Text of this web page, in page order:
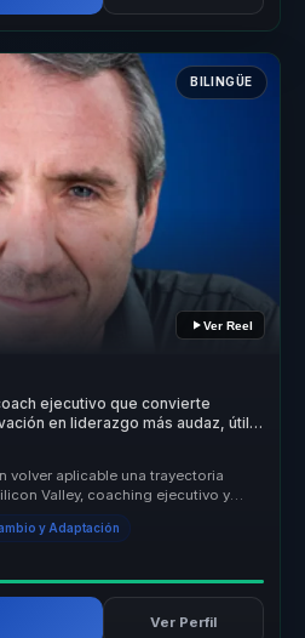
BILINGÜE
Ver Reel
ejecutivo que convierte
en liderazgo más audaz, útil y
volver aplicable una trayectoria
Valley, coaching ejecutivo y
y Adaptación
Ver Perfil